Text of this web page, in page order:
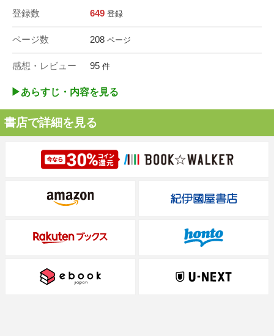
登録数 649 登録
ページ数 208 ページ
感想・レビュー 95 件
▶︎あらすじ・内容を見る
書店で詳細を見る